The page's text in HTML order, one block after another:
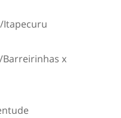
Itapecuru
Barreirinhas x